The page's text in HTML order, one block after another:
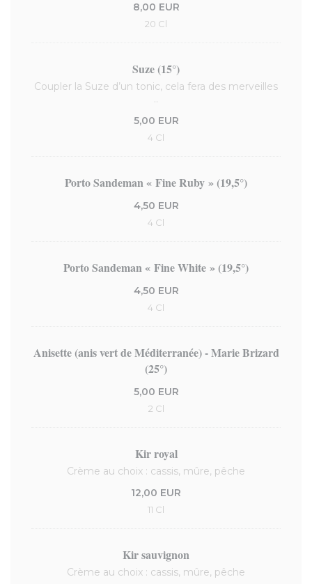
8,00 EUR
20 Cl
Suze (15°)
Coupler la Suze d’un tonic, cela fera des merveilles
..
5,00 EUR
4 Cl
Porto Sandeman « Fine Ruby » (19,5°)
4,50 EUR
4 Cl
Porto Sandeman « Fine White » (19,5°)
4,50 EUR
4 Cl
Anisette (anis vert de Méditerranée) - Marie Brizard
(25°)
5,00 EUR
2 Cl
Kir royal
Crème au choix : cassis, mûre, pêche
12,00 EUR
11 Cl
Kir sauvignon
Crème au choix : cassis, mûre, pêche